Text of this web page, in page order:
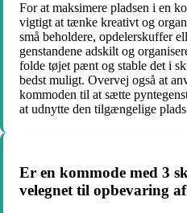
For at maksimere pladsen i en
vigtigt at tænke kreativt og
små beholdere, opdelerskuffer
genstandene adskilt og
folde tøjet pænt og stable det i
bedst muligt. Overvej også at
kommoden til at sætte
at udnytte den tilgængelige
Er en kommode med 3
velegnet til opbevaring